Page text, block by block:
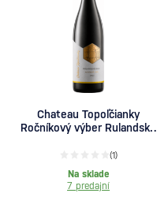
Chateau Topoľčianky
Ročníkový výber Rulandské
(1)
Na sklade
7 predajní